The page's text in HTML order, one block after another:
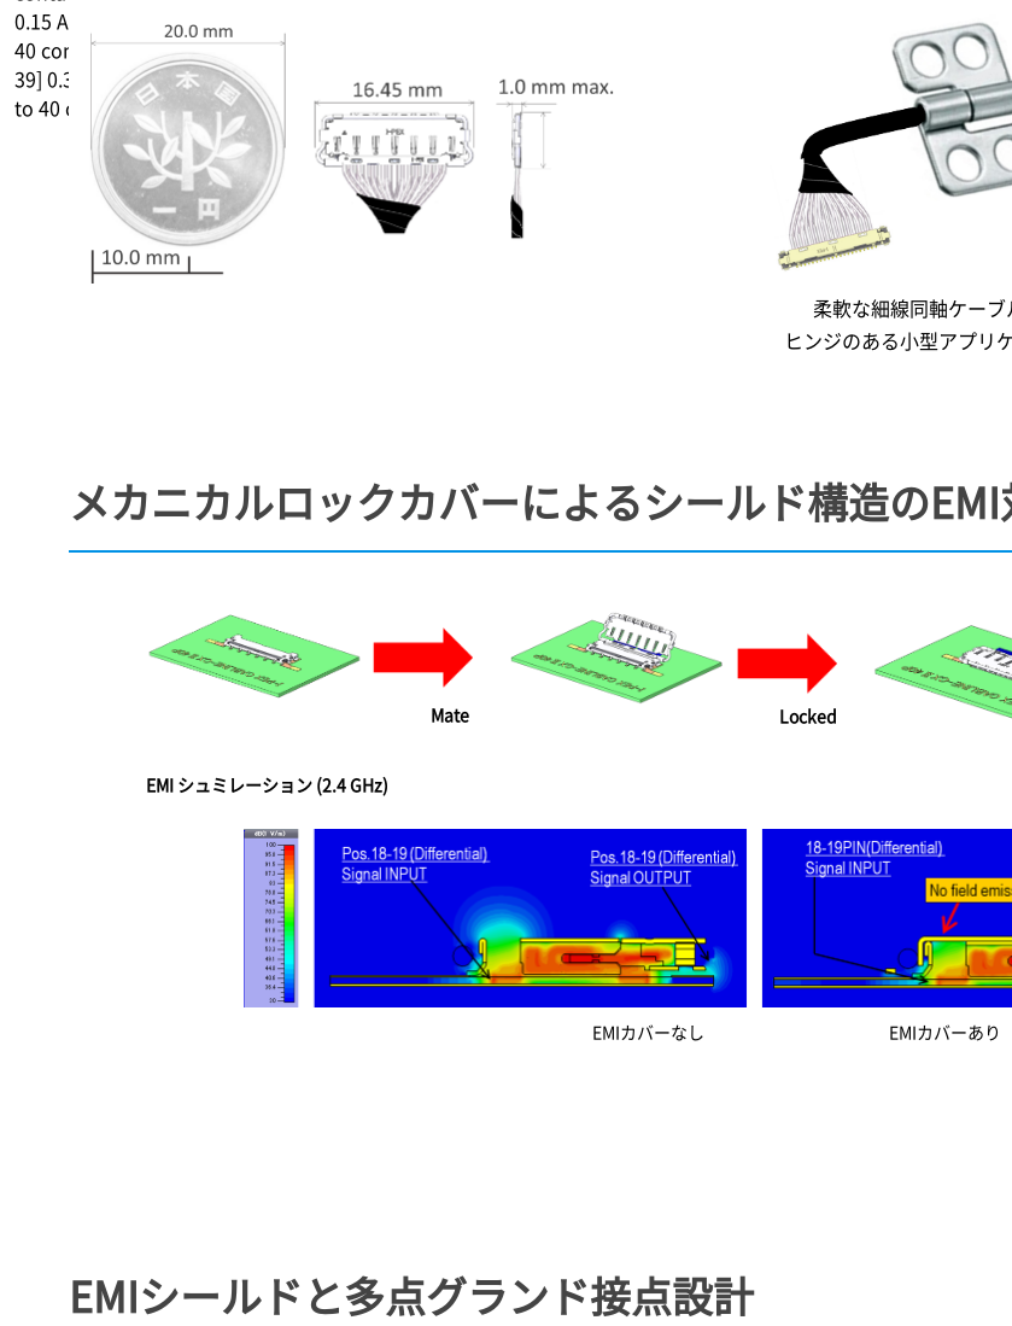
0.15 A/contact (up to
40 contacts) [AWG
39] 0.3 A/contact (up
to 40 contacts)
柔軟な細線同軸ケー
ヒンジのある小型アプリ
メカニカルロックカバーによるシールド構造の
Mate Locked
EMI シュミレーション (2.4 GHz)
EMIカバーなし EMIカバーあり
EMIシールドと多点グランド接点設計